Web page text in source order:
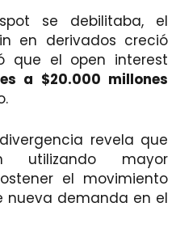
se debilitaba, el
en derivados creció
que el open interest
a $20.000 millones
revela que
utilizando mayor
el movimiento
demanda en el